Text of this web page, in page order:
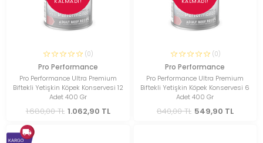
(0)
Pro Performance
Pro Performance Ultra Premium
Biftekli Yetişkin Köpek Konservesi 12
Adet 400 Gr
1.680,00 TL 1.062,90 TL
(0)
Pro Performance
Pro Performance Ultra Premium
Biftekli Yetişkin Köpek Konservesi 6
Adet 400 Gr
840,00 TL 549,90 TL